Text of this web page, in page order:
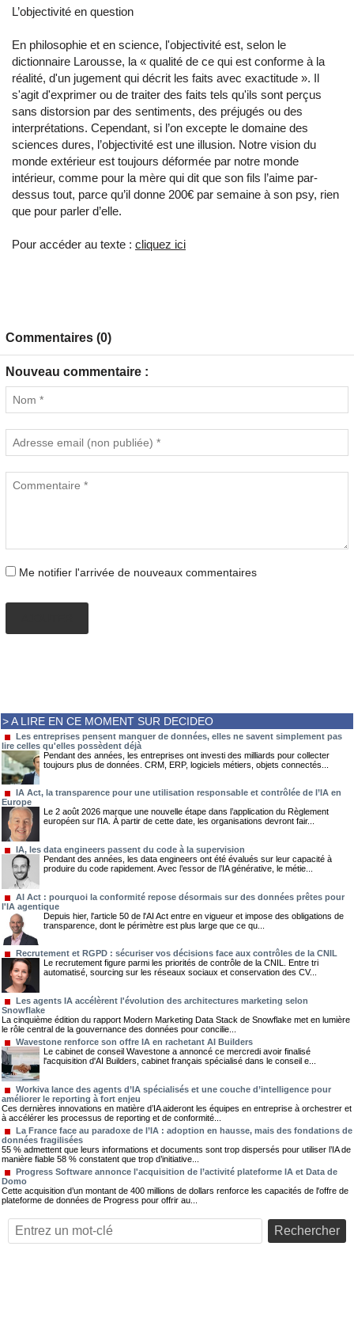
L’objectivité en question
En philosophie et en science, l'objectivité est, selon le
dictionnaire Larousse, la « qualité de ce qui est conforme à la
réalité, d'un jugement qui décrit les faits avec exactitude ». Il
s'agit d'exprimer ou de traiter des faits tels qu'ils sont perçus
sans distorsion par des sentiments, des préjugés ou des
interprétations. Cependant, si l’on excepte le domaine des
sciences dures, l’objectivité est une illusion. Notre vision du
monde extérieur est toujours déformée par notre monde
intérieur, comme pour la mère qui dit que son fils l’aime par-
dessus tout, parce qu’il donne 200€ par semaine à son psy, rien
que pour parler d’elle.
Pour accéder au texte : cliquez ici
Commentaires (0)
Nouveau commentaire :
Me notifier l'arrivée de nouveaux commentaires
> A LIRE EN CE MOMENT SUR DECIDEO
Les entreprises pensent manquer de données, elles ne savent simplement pas
lire celles qu'elles possèdent déjà
Pendant des années, les entreprises ont investi des milliards pour collecter
toujours plus de données. CRM, ERP, logiciels métiers, objets connectés...
IA Act, la transparence pour une utilisation responsable et contrôlée de l’IA en
Europe
Le 2 août 2026 marque une nouvelle étape dans l’application du Règlement
européen sur l’IA. À partir de cette date, les organisations devront fair...
IA, les data engineers passent du code à la supervision
Pendant des années, les data engineers ont été évalués sur leur capacité à
produire du code rapidement. Avec l’essor de l’IA générative, le métie...
AI Act : pourquoi la conformité repose désormais sur des données prêtes pour
l'IA agentique
Depuis hier, l'article 50 de l'AI Act entre en vigueur et impose des obligations de
transparence, dont le périmètre est plus large que ce qu...
Recrutement et RGPD : sécuriser vos décisions face aux contrôles de la CNIL
Le recrutement figure parmi les priorités de contrôle de la CNIL. Entre tri
automatisé, sourcing sur les réseaux sociaux et conservation des CV...
Les agents IA accélèrent l'évolution des architectures marketing selon
Snowflake
La cinquième édition du rapport Modern Marketing Data Stack de Snowflake met en lumière
le rôle central de la gouvernance des données pour concilie...
Wavestone renforce son offre IA en rachetant AI Builders
Le cabinet de conseil Wavestone a annoncé ce mercredi avoir finalisé
l'acquisition d'AI Builders, cabinet français spécialisé dans le conseil e...
Workiva lance des agents d’IA spécialisés et une couche d’intelligence pour
améliorer le reporting à fort enjeu
Ces dernières innovations en matière d’IA aideront les équipes en entreprise à orchestrer et
à accélérer les processus de reporting et de conformité...
La France face au paradoxe de l’IA : adoption en hausse, mais des fondations de
données fragilisées
55 % admettent que leurs informations et documents sont trop dispersés pour utiliser l’IA de
manière fiable 58 % constatent que trop d’initiative...
Progress Software annonce l'acquisition de l’activité plateforme IA et Data de
Domo
Cette acquisition d’un montant de 400 millions de dollars renforce les capacités de l'offre de
plateforme de données de Progress pour offrir au...
Rechercher